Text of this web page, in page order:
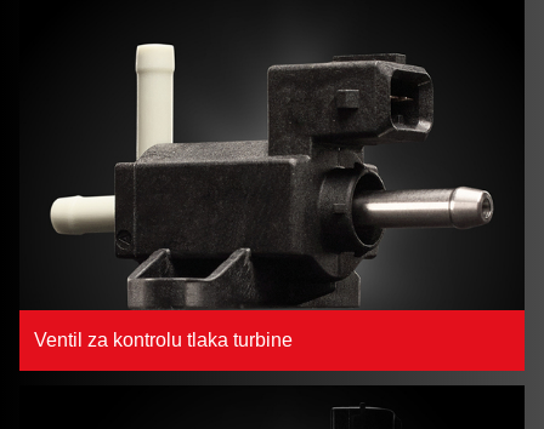
Ventil za kontrolu tlaka turbine